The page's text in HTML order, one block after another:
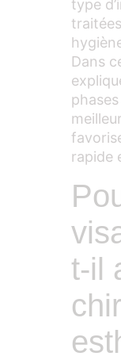
type
Dans
rapide
t-il